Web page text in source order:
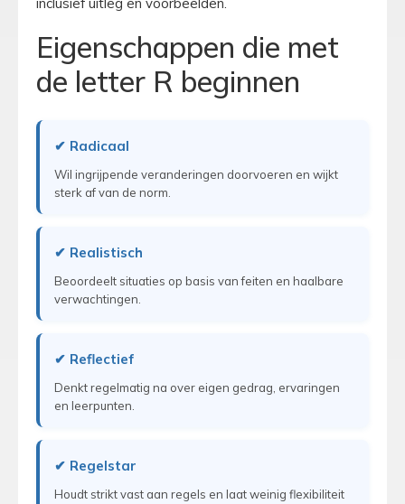
Eigenschappen die met
de letter R beginnen
✔ Radicaal
Wil ingrijpende veranderingen doorvoeren en wijkt
sterk af van de norm.
✔ Realistisch
Beoordeelt situaties op basis van feiten en haalbare
verwachtingen.
✔ Reflectief
Denkt regelmatig na over eigen gedrag, ervaringen
en leerpunten.
✔ Regelstar
Houdt strikt vast aan regels en laat weinig flexibiliteit